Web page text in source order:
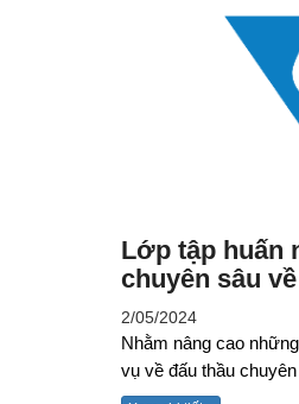
Lớp tập huấn
chuyên sâu
2/05/2024
Nhằm nâng cao
vụ về đấu thầu